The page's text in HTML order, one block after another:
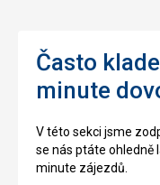
Často
minute
V této sekci jsme
se nás ptáte ohledně
minute zájezdů.